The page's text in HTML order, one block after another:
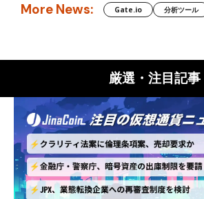
More News: Gate.io 分析ツール
厳選・注目記事